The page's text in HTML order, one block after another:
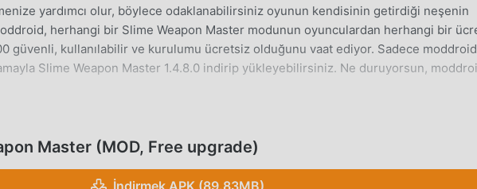
yardımcı olur, böylece odaklanabilirsiniz oyunun kendisinin getirdiği neşenin
herhangi bir Slime Weapon Master modunun oyunculardan herhangi bir
güvenli, kullanılabilir ve kurulumu ücretsiz olduğunu vaat ediyor. Sadece moddroid
Slime Weapon Master 1.4.8.0 indirip yükleyebilirsiniz. Ne duruyorsun,
bir casual oyunu olarak, benzersiz oynanışı, dünya çapında çok sayıda hayran
Geleneksel casual oyunlarından farklı olarak, Slime Weapon Master içinde, yalnızca
Master (MOD, Free upgrade)
İndirmek APK (89.83MB)